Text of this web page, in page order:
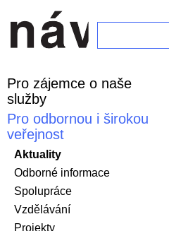
Pro zájemce o naše
služby
Pro odbornou i širokou
veřejnost
Aktuality
Odborné informace
Spolupráce
Vzdělávání
Projekty